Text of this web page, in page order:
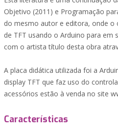
Objetivo (2011) e Programação
do mesmo autor e editora, onde
de TFT usando o Arduino para em
com o artista título desta obra
A placa didática utilizada foi a
display TFT que faz uso do
acessórios estão à venda no site
Características